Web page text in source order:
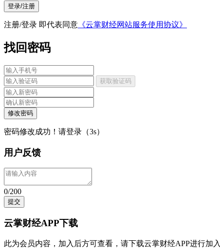
登录/注册
注册/登录 即代表同意 《云掌财经网站服务使用协议》
找回密码
获取验证码
修改密码
密码修改成功！请登录（3s）
用户反馈
0/200
提交
云掌财经APP下载
此为会员内容，加入后方可查看，请下载云掌财经APP进行加入